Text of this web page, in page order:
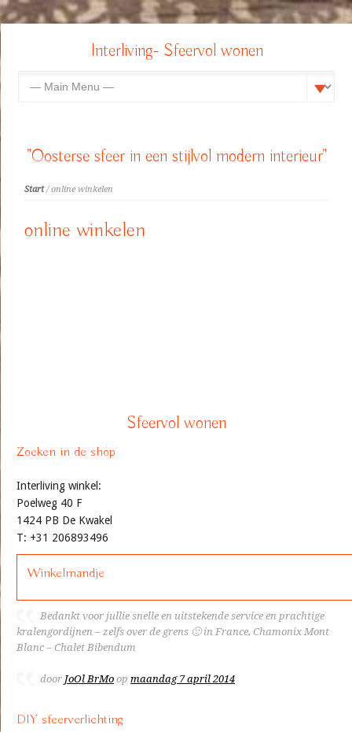
Interliving- Sfeervol wonen
"Oosterse sfeer in een stijlvol modern interieur"
Start/ online winkelen
online winkelen
Sfeervol wonen
Zoeken in de shop
Interliving winkel:
Poelweg 40 F
1424 PB De Kwakel
T: +31 206893496
Winkelmandje
Bedankt voor jullie snelle en uitstekende service en prachtige
kralengordijnen – zelfs over de grens 🙂 in France, Chamonix Mont
Blanc – Chalet Bibendum
door JoOl BrMo op maandag 7 april 2014
DIY sfeerverlichting